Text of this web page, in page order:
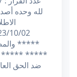
لله وحده
***** ***** مع
ضد الحق